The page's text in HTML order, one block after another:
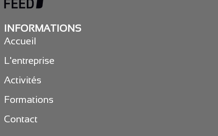
INFORMATIONS
Accueil
L'entreprise
Activités
Formations
Contact